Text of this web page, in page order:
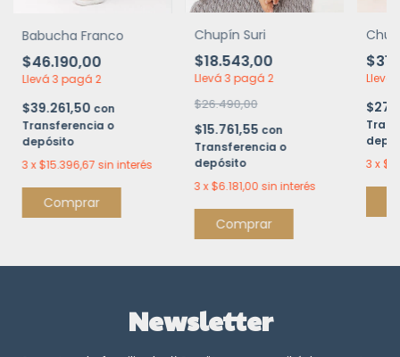
Babucha Franco
$46.190,00
Llevá 3 pagá 2
$39.261,50 con
Transferencia o
depósito
3 x$15.396,67 sin interés
Comprar
Chupín Suri
$18.543,00
Llevá 3 pagá 2
$26.490,00
$15.761,55 con
Transferencia o
depósito
3 x$6.181,00 sin interés
Comprar
Llevá
3 x
Newsletter